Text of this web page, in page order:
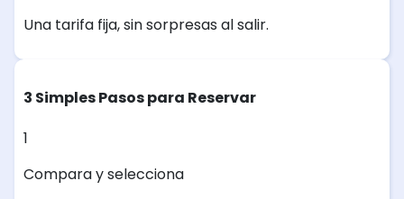
Una tarifa fija, sin sorpresas al salir.
3 Simples Pasos para Reservar
1
Compara y selecciona